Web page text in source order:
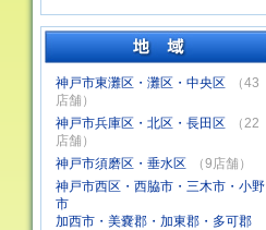
神戸市東灘区・灘区・中央区
（43
店舗）
神戸市兵庫区・北区・長田区
（22
店舗）
神戸市須磨区・垂水区
（9店舗）
神戸市西区・西脇市・三木市・小野
市
加西市・美嚢郡・加東郡・多可郡